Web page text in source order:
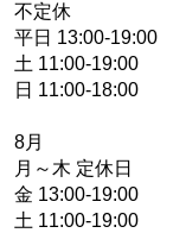
不定休
平日 13:00-19:00
土 11:00-19:00
日 11:00-18:00
8月
月～木 定休日
金 13:00-19:00
土 11:00-19:00